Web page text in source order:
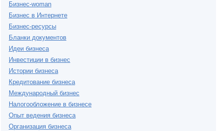
Бизнес-woman
Бизнес в Интернете
Бизнес-ресурсы
Бланки документов
Идеи бизнеса
Инвестиции в бизнес
Истории бизнеса
Кредитование бизнеса
Международный бизнес
Налогообложение в бизнесе
Опыт ведения бизнеса
Организация бизнеса